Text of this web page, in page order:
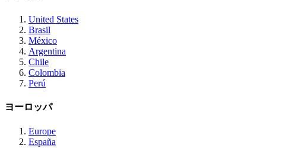
United States
Brasil
México
Argentina
Chile
Colombia
Perú
ヨーロッパ
Europe
España